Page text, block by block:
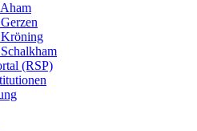
Kröning
(RSP)